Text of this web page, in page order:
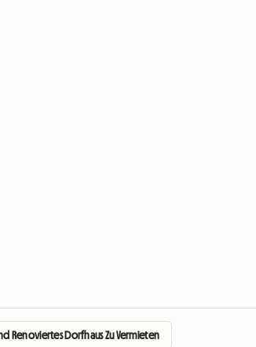
Renoviertes Dorfhaus Zu Vermieten